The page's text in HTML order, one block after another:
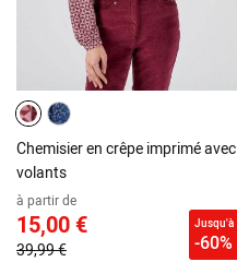
Chemisier en crêpe imprimé avec
volants
à partir de
15,00 €
39,99 €
Jusqu'à
-60%